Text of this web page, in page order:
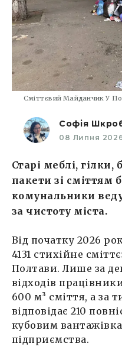
Сміттєвий Майданчик У
Софія
08 Липня
Старі меблі, гілки,
пакети зі сміттям
комунальники
за чистоту міста.
Від початку 2026
4131 стихійне
Полтави. Лише за
відходів
600 м³ сміття, а за
відповідає 210
кубовим
підприємства.